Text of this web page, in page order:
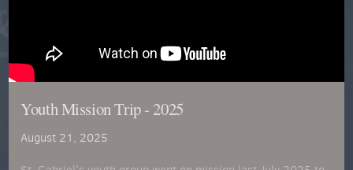
Youth Mission Trip - 2025
August 21, 2025